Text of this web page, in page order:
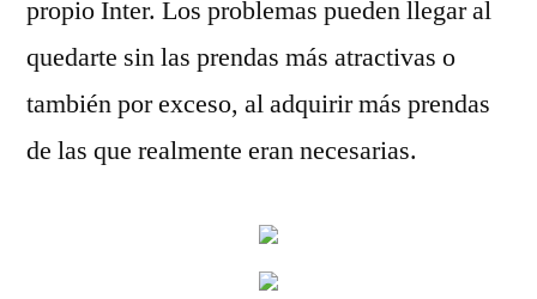
propio Inter. Los problemas pueden llegar al
quedarte sin las prendas más atractivas o
también por exceso, al adquirir más prendas
de las que realmente eran necesarias.